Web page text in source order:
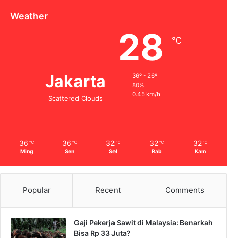
Weather
Jakarta
Scattered Clouds
28 ℃
36º - 26º
80%
0.45 km/h
36 ℃
Ming
36 ℃
Sen
32 ℃
Sel
32 ℃
Rab
32 ℃
Kam
Popular Recent Comments
Gaji Pekerja Sawit di Malaysia: Benarkah
Bisa Rp 33 Juta?